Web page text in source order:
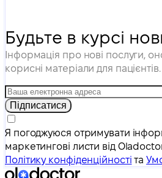
Будьте в курсі
Інформація про нові послуги,
корисні матеріали для пацієнтів.
Підписатися
Я погоджуюся отримувати
маркетингові листи від
Політику конфіденційності та